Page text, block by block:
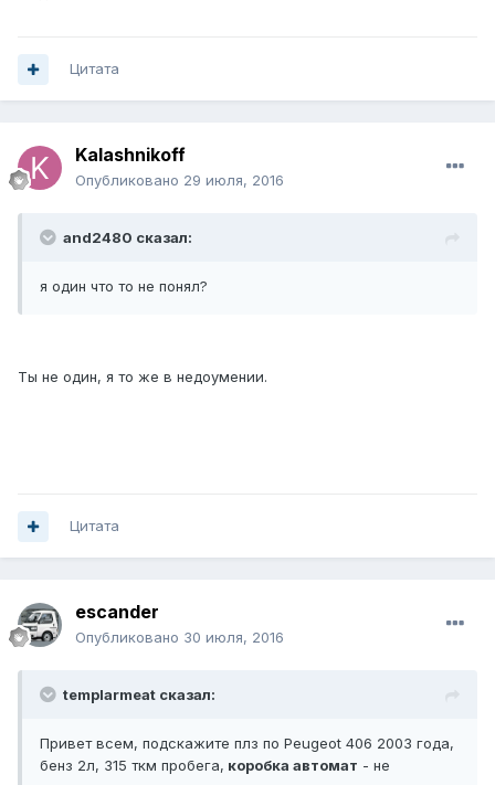
Цитата
Kalashnikoff
Опубликовано 29 июля, 2016
and2480 сказал:
я один что то не понял?
Ты не один, я то же в недоумении.
Цитата
escander
Опубликовано 30 июля, 2016
templarmeat сказал:
Привет всем, подскажите плз по Peugeot 406 2003 года,
бенз 2л, 315 ткм пробега, коробка автомат - не